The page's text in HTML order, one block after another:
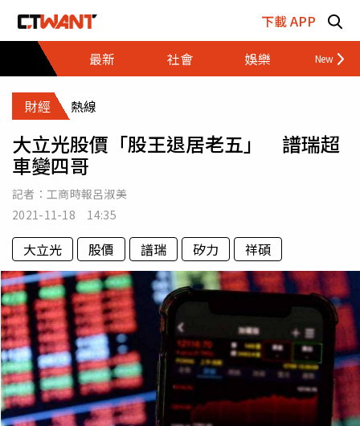
下載 APP
最新
社會 娛樂 財經
財經 熱線
大立光股價「股王退居老五」 譜瑞超
車變四哥
記者： 工商時報呂淑美
2021-11-18 14:35
大立光 股價 譜瑞 矽力 祥碩